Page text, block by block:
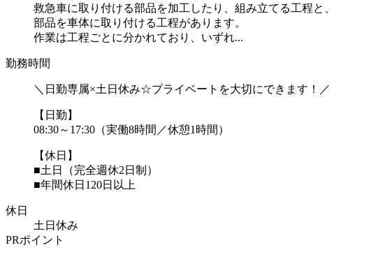
救急車に取り付ける部品を加工したり、組み立てる工程と、
部品を車体に取り付ける工程があります。
作業は工程ごとに分かれており、いずれ...
勤務時間
＼日勤専属×土日休み☆プライベートを大切にできます！／
【日勤】
08:30～17:30（実働8時間／休憩1時間）
【休日】
■土日（完全週休2日制）
■年間休日120日以上
休日
土日休み
PRポイント